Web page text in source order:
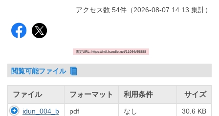
アクセス数:54件 （2026-08-07 14:13 集計）
固定URL: https://hdl.handle.net/11094/95888
閲覧可能ファイル
ファイル フォーマット 利用条件 サイズ
idun_004_b pdf なし 30.6 KB